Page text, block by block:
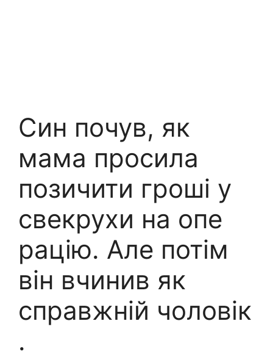
Син почув, як
мама просила
позичити гроші у
свекрухи на опe
paцію. Але потім
він вчинив як
справжній чоловік
.